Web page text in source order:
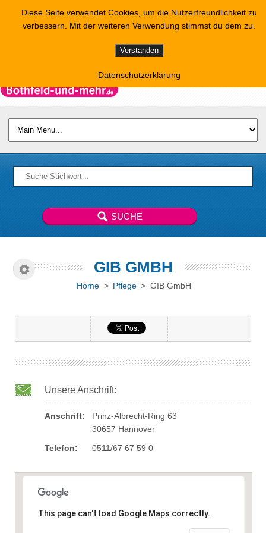
GIB GMBH
Home > Pflege > GIB GmbH
Unsere Anschrift:
Anschrift:
Prinz-Albrecht-Ring 63
30657 Hannover
Telefon:
0511/67 67 59 0
This page can't load Google Maps correctly.
Diese Seite verwendet Cookies, um die Nutzerfreundlichkeit zu
verbessern. Mit der weiteren Verwendung stimmst du dem zu.
Verstanden
Datenschutzerklärung